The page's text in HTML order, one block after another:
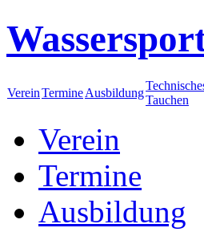
VereinTermineAusbildung
Tauchen
Verein
Termine
Ausbildung